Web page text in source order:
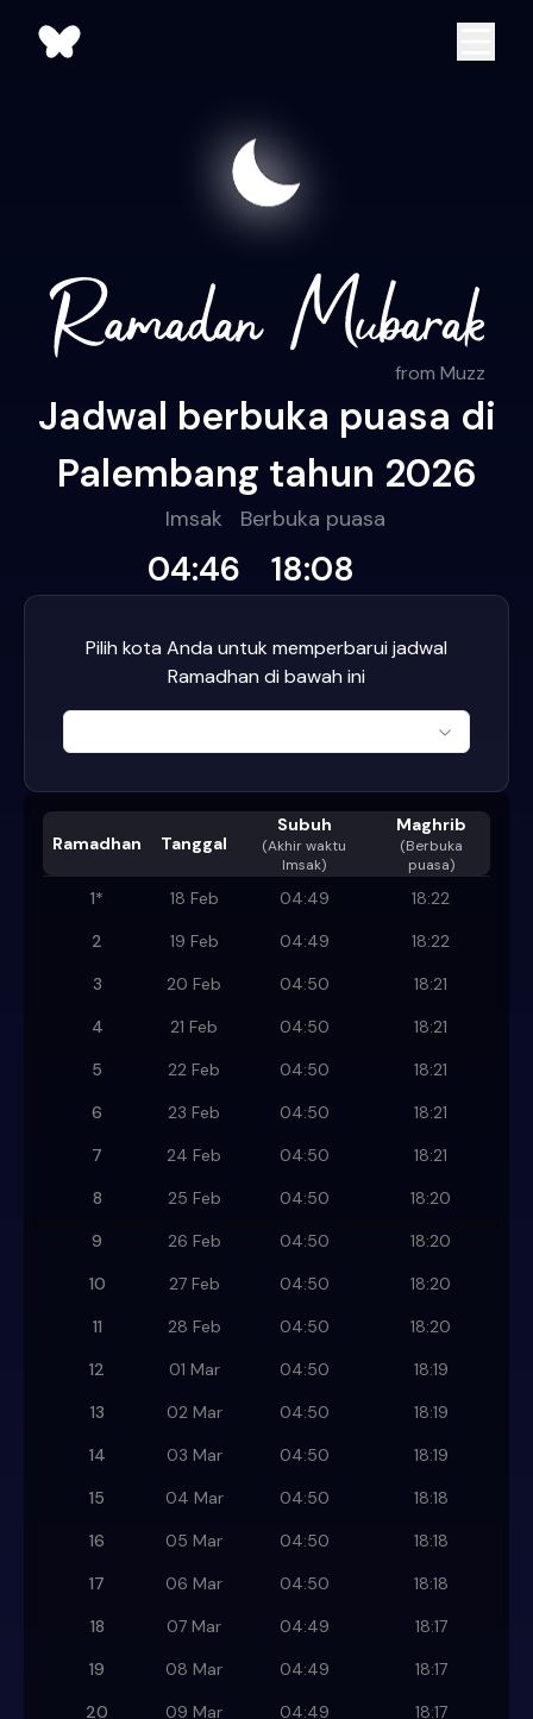
from Muzz
Jadwal berbuka puasa di
Palembang tahun 2026
Imsak
04:46
Berbuka puasa
18:08
Pilih kota Anda untuk memperbarui jadwal
Ramadhan di bawah ini
Ramadhan Tanggal
Subuh
(Akhir waktu
Imsak)
Maghrib
(Berbuka
puasa)
1* 18 Feb 04:49
18:22
2
19 Feb 04:49
18:22
3
20 Feb 04:50
18:21
4
21 Feb 04:50
18:21
5
22 Feb 04:50
18:21
6
23 Feb 04:50
18:21
7
24 Feb 04:50
18:21
8
25 Feb 04:50
18:20
9
26 Feb 04:50
18:20
10
27 Feb 04:50
18:20
11
28 Feb 04:50
18:20
12
01 Mar 04:50
18:19
13
02 Mar 04:50
18:19
14
03 Mar 04:50
18:19
15
04 Mar 04:50
18:18
16
05 Mar 04:50
18:18
17
06 Mar 04:50
18:18
18
07 Mar 04:49
18:17
19
08 Mar 04:49
18:17
20
09 Mar 04:49 18:17